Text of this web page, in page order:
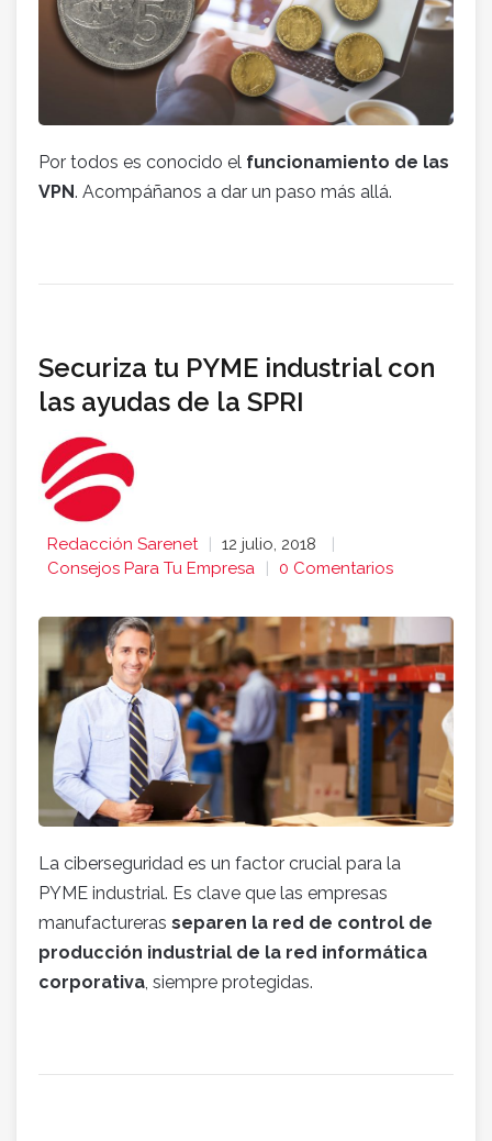
Por todos es conocido el funcionamiento de las
VPN. Acompáñanos a dar un paso más allá.
Securiza tu PYME industrial con
las ayudas de la SPRI
Redacción Sarenet
12 julio, 2018
Consejos Para Tu Empresa
0 Comentarios
La ciberseguridad es un factor crucial para la
PYME industrial. Es clave que las empresas
manufactureras separen la red de control de
producción industrial de la red informática
corporativa, siempre protegidas.